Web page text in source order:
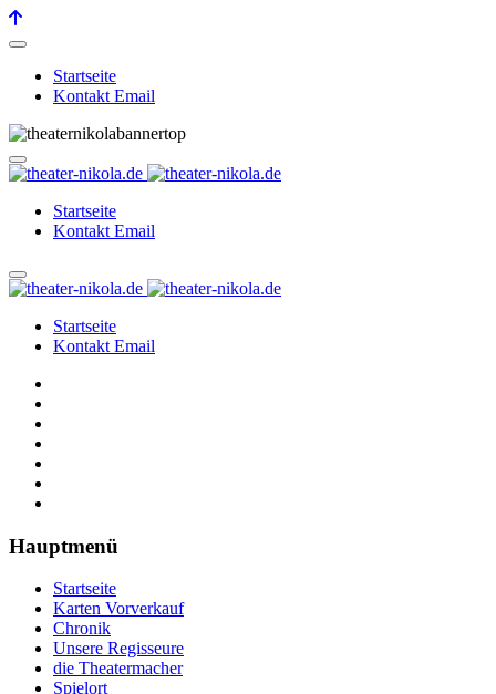
Startseite
Kontakt Email
Startseite
Kontakt Email
Startseite
Kontakt Email
Hauptmenü
Startseite
Karten Vorverkauf
Chronik
Unsere Regisseure
die Theatermacher
Spielort